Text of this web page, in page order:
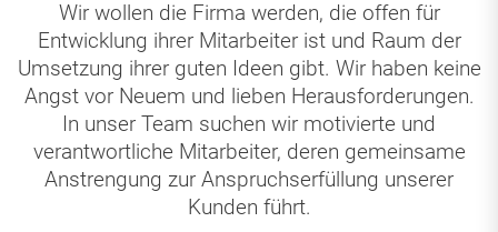
Wir wollen die Firma werden, die offen für
Entwicklung ihrer Mitarbeiter ist und Raum der
Umsetzung ihrer guten Ideen gibt. Wir haben keine
Angst vor Neuem und lieben Herausforderungen.
In unser Team suchen wir motivierte und
verantwortliche Mitarbeiter, deren gemeinsame
Anstrengung zur Anspruchserfüllung unserer
Kunden führt.